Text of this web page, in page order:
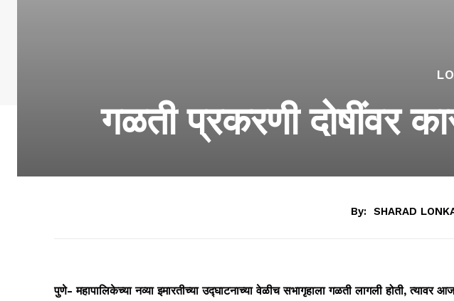
गळती प्रकरणी दोषींवर
By: SHARAD
पुणे- महापालिकेच्या नव्या इमारतीच्या उद्घाटनाच्या वेळीच सभागृहाला गळती लागली होती, त्यावर